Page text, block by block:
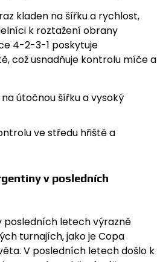
kladen na šířku a rychlost,
k roztažení obrany
4-2-3-1 poskytuje
což usnadňuje kontrolu míče a
útočnou šířku a vysoký
ve středu hřiště a
v posledních
posledních letech výrazně
turnajích, jako je Copa
V posledních letech došlo k